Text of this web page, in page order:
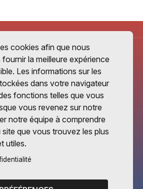
cookies afin que nous
la meilleure expérience
Les informations sur les
dans votre navigateur
fonctions telles que vous
vous revenez sur notre
notre équipe à comprendre
que vous trouvez les plus
utiles.